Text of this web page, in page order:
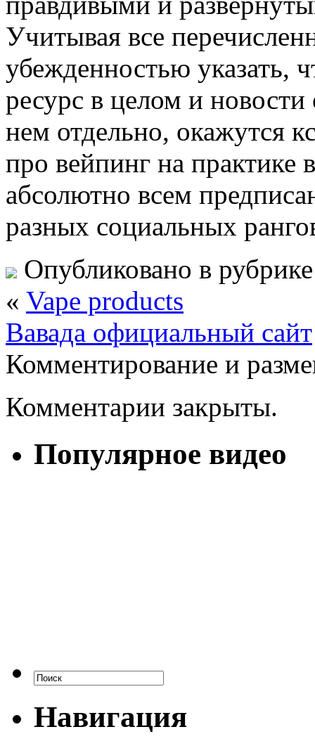
Учитывая все
убежденностью указать,
ресурс в целом и
нем отдельно, окажутся
про вейпинг на практике
абсолютно всем
разных социальных
Опубликовано в
« Vape products
Вавада официальный сайт
Комментирование и
Комментарии закрыты.
Популярное видео
Навигация